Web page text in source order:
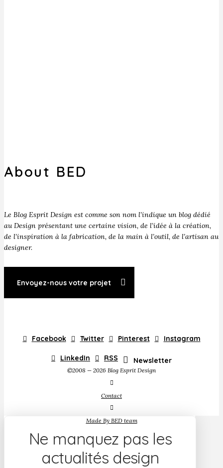
About BED
Le Blog Esprit Design est comme son nom l’indique un blog dédié
au Design présentant une certaine vision, de l’idée à la création,
de l’inspiration à la fabrication, de la main à l’outil, de l’artisan au
designer.
Envoyez-nous votre projet
Facebook Twitter Pinterest Instagram
LinkedIn RSS Newsletter
©2008 — 2026 Blog Esprit Design
Contact
Made By BED team
Ne manquez pas les
actualités design